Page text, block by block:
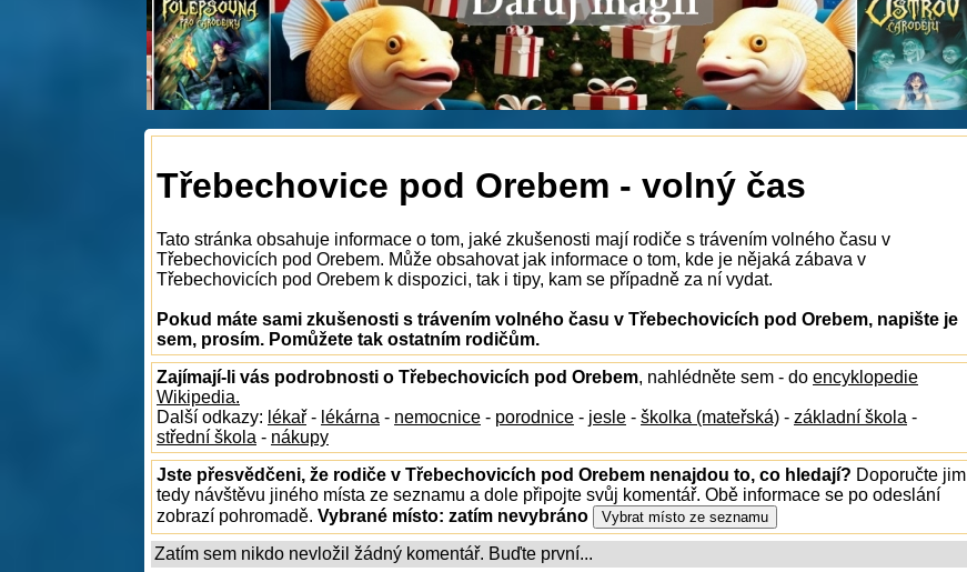
Třebechovice pod Orebem - volný čas
Tato stránka obsahuje informace o tom, jaké zkušenosti mají rodiče s trávením volného času v
Třebechovicích pod Orebem. Může obsahovat jak informace o tom, kde je nějaká zábava v
Třebechovicích pod Orebem k dispozici, tak i tipy, kam se případně za ní vydat.
Pokud máte sami zkušenosti s trávením volného času v Třebechovicích pod Orebem, napište je
sem, prosím. Pomůžete tak ostatním rodičům.
Zajímají-li vás podrobnosti o Třebechovicích pod Orebem, nahlédněte sem - do encyklopedie
Wikipedia.
Další odkazy: lékař - lékárna - nemocnice - porodnice - jesle - školka (mateřská) - základní škola -
střední škola - nákupy
Jste přesvědčeni, že rodiče v Třebechovicích pod Orebem nenajdou to, co hledají? Doporučte jim
tedy návštěvu jiného místa ze seznamu a dole připojte svůj komentář. Obě informace se po odeslání
zobrazí pohromadě. Vybrané místo: zatím nevybráno
Zatím sem nikdo nevložil žádný komentář. Buďte první...